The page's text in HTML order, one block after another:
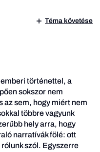
Téma követése
történettel, a
sokszor nem
az sem, hogy miért nem
többre vagyunk
hely arra, hogy
narratívák fölé: ott
szól. Egyszerre